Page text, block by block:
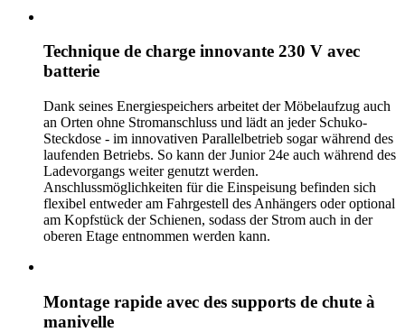
Technique de charge innovante 230 V avec
batterie
Dank seines Energiespeichers arbeitet der Möbelaufzug auch
an Orten ohne Stromanschluss und lädt an jeder Schuko-
Steckdose - im innovativen Parallelbetrieb sogar während des
laufenden Betriebs. So kann der Junior 24e auch während des
Ladevorgangs weiter genutzt werden.
Anschlussmöglichkeiten für die Einspeisung befinden sich
flexibel entweder am Fahrgestell des Anhängers oder optional
am Kopfstück der Schienen, sodass der Strom auch in der
oberen Etage entnommen werden kann.
Montage rapide avec des supports de chute à
manivelle